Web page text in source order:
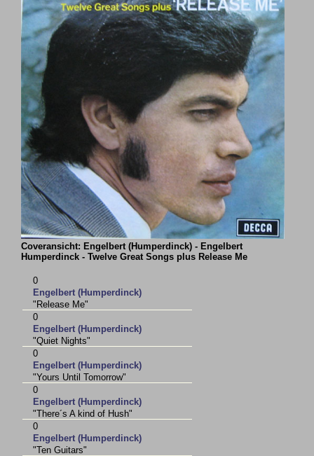
Coveransicht: Engelbert (Humperdinck) - Engelbert
Humperdinck - Twelve Great Songs plus Release Me
0
Engelbert (Humperdinck)
"Release Me"
0
Engelbert (Humperdinck)
"Quiet Nights"
0
Engelbert (Humperdinck)
"Yours Until Tomorrow"
0
Engelbert (Humperdinck)
"There´s A kind of Hush"
0
Engelbert (Humperdinck)
"Ten Guitars"